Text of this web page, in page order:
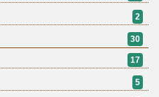
2
30
17
5